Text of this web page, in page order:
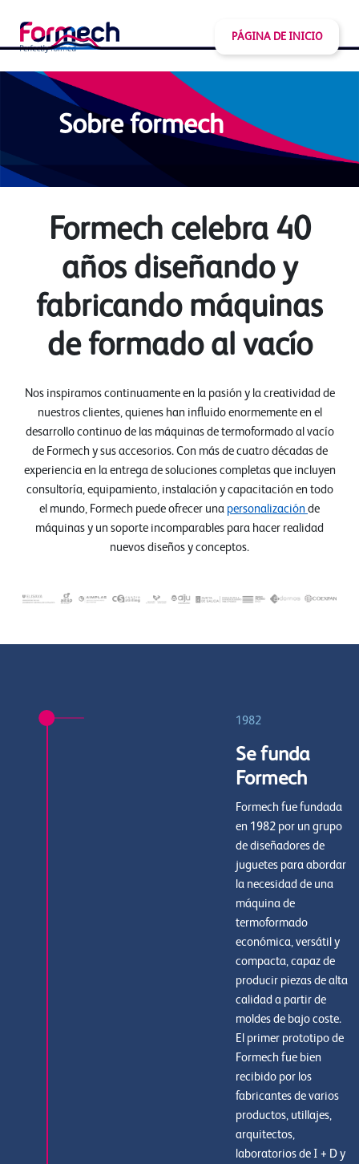
PÁGINA DE INICIO
Sobre formech
Formech celebra 40
años diseñando y
fabricando máquinas
de formado al vacío
Nos inspiramos continuamente en la pasión y la creatividad de
nuestros clientes, quienes han influido enormemente en el
desarrollo continuo de las máquinas de termoformado al vacío
de Formech y sus accesorios. Con más de cuatro décadas de
experiencia en la entrega de soluciones completas que incluyen
consultoría, equipamiento, instalación y capacitación en todo
el mundo, Formech puede ofrecer una personalización de
máquinas y un soporte incomparables para hacer realidad
nuevos diseños y conceptos.
1982
Se funda
Formech
Formech fue fundada
en 1982 por un grupo
de diseñadores de
juguetes para abordar
la necesidad de una
máquina de
termoformado
económica, versátil y
compacta, capaz de
producir piezas de alta
calidad a partir de
moldes de bajo coste.
El primer prototipo de
Formech fue bien
recibido por los
fabricantes de varios
productos, utillajes,
arquitectos,
laboratorios de I + D y